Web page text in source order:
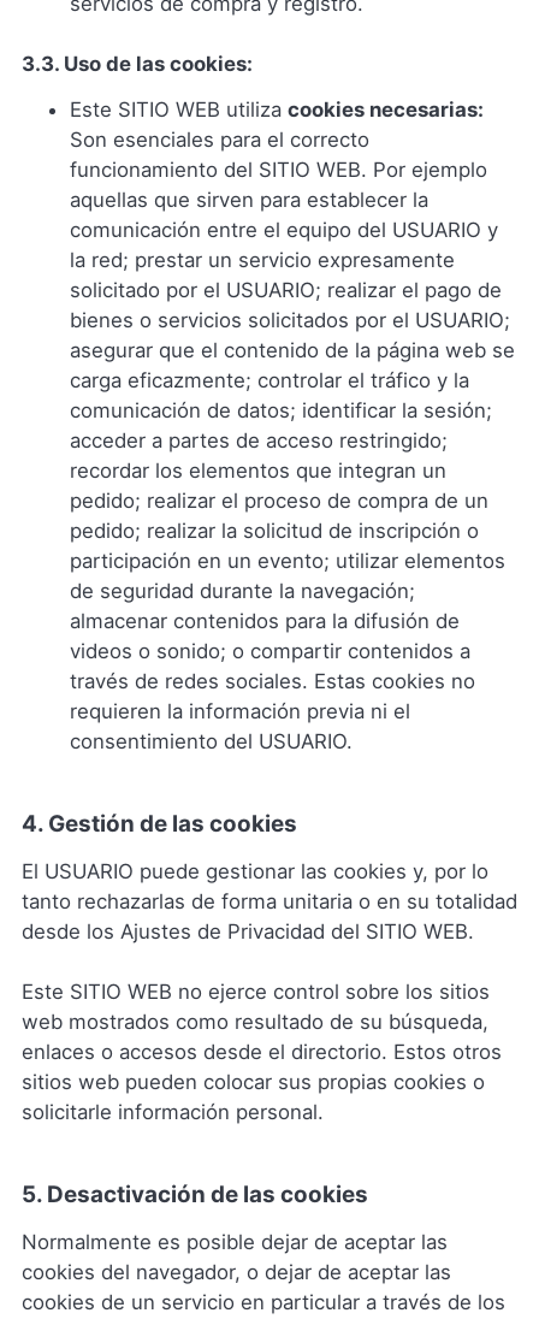
3.3. Uso de las cookies:
Este SITIO WEB utiliza cookies necesarias:
Son esenciales para el correcto
funcionamiento del SITIO WEB. Por ejemplo
aquellas que sirven para establecer la
comunicación entre el equipo del USUARIO y
la red; prestar un servicio expresamente
solicitado por el USUARIO; realizar el pago de
bienes o servicios solicitados por el USUARIO;
asegurar que el contenido de la página web se
carga eficazmente; controlar el tráfico y la
comunicación de datos; identificar la sesión;
acceder a partes de acceso restringido;
recordar los elementos que integran un
pedido; realizar el proceso de compra de un
pedido; realizar la solicitud de inscripción o
participación en un evento; utilizar elementos
de seguridad durante la navegación;
almacenar contenidos para la difusión de
videos o sonido; o compartir contenidos a
través de redes sociales. Estas cookies no
requieren la información previa ni el
consentimiento del USUARIO.
4. Gestión de las cookies
El USUARIO puede gestionar las cookies y, por lo
tanto rechazarlas de forma unitaria o en su totalidad
desde los Ajustes de Privacidad del SITIO WEB.
Este SITIO WEB no ejerce control sobre los sitios
web mostrados como resultado de su búsqueda,
enlaces o accesos desde el directorio. Estos otros
sitios web pueden colocar sus propias cookies o
solicitarle información personal.
5. Desactivación de las cookies
Normalmente es posible dejar de aceptar las
cookies del navegador, o dejar de aceptar las
cookies de un servicio en particular a través de los